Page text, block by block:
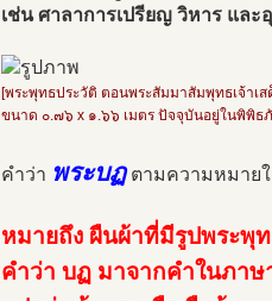
เช่น ศาลาการเปรียญ วิหาร แล
[พระพุทธประวัติ ตอนพระสัมมาสัมพุทธเจ้า
ขนาด ๐.๗๖ x ๑.๖๖ เมตร ปัจจุบันอยู่ในพิพิ
คำว่า พระบฏตามความหมาย
หมายถึง ผืนผ้าที่มีรูปพระพุ
คำว่า บฏ มาจากคำในภา